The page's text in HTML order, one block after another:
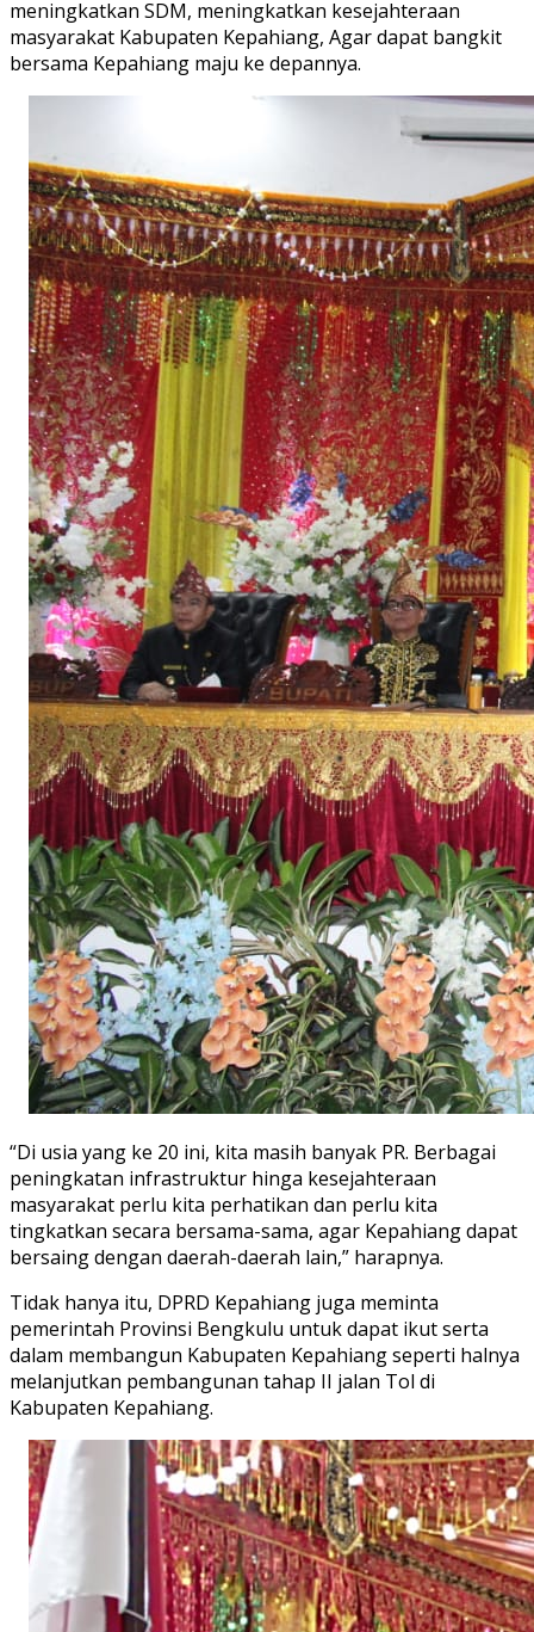
meningkatkan SDM, meningkatkan kesejahteraan
masyarakat Kabupaten Kepahiang, Agar dapat bangkit
bersama Kepahiang maju ke depannya.
“Di usia yang ke 20 ini, kita masih banyak PR. Berbagai
peningkatan infrastruktur hinga kesejahteraan
masyarakat perlu kita perhatikan dan perlu kita
tingkatkan secara bersama-sama, agar Kepahiang dapat
bersaing dengan daerah-daerah lain,” harapnya.
Tidak hanya itu, DPRD Kepahiang juga meminta
pemerintah Provinsi Bengkulu untuk dapat ikut serta
dalam membangun Kabupaten Kepahiang seperti halnya
melanjutkan pembangunan tahap II jalan Tol di
Kabupaten Kepahiang.